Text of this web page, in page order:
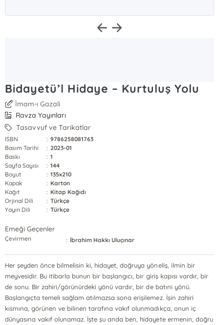
Bidayetü’l Hidaye – Kurtuluş Yolu
İmam-ı Gazali
Ravza Yayınları
Tasavvuf ve Tarikatlar
ISBN : 9786258081763
Basım Tarihi
: 2023-01
Baskı
: 1
Sayfa Sayısı
: 144
Boyut
: 135x210
Kapak
: Karton
Kağıt
: Kitap Kağıdı
Orjinal Dili
: Türkçe
Yayın Dili
: Türkçe
Emeği Geçenler
Çevirmen : İbrahim Hakkı Uluçınar
Her şeyden önce bilmelisin ki, hidayet, doğruya yöneliş, ilmin bir
meyvesidir. Bu itibarla bunun bir başlangıcı, bir giriş kapısı vardır, bir
de sonu. Bir zahiri/görünürdeki yönü vardır, bir de batıni yönü.
Başlangıçta temeli sağlam atılmazsa sona erişilemez. İşin zahiri
kısmına, görünen ve bilinen tarafına vakıf olunmadıkça, onun iç
dünyasına vakıf olunamaz. İşte şu anda ben, hidayete ermenin, doğru